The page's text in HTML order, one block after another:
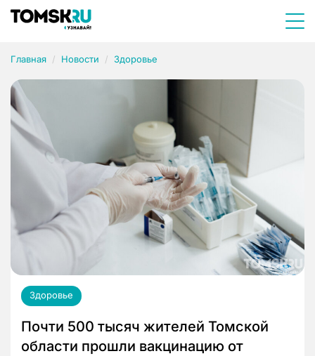
Главная Новости Здоровье
Здоровье
Почти 500 тысяч жителей Томской
области прошли вакцинацию от